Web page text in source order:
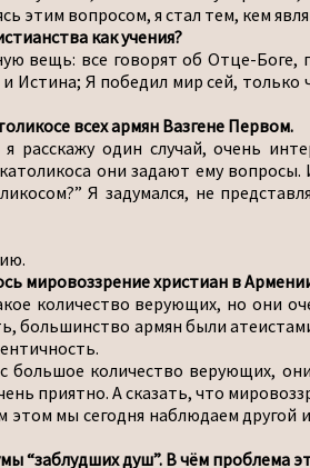
этим вопросом, я стал тем, кем
как учения?
вещь: все говорят об Отце-
Истина; Я победил мир сей,
всех армян Вазгене Первом.
один случай, очень
они задают ему
Я задумался, не
мировоззрение христиан в
количество верующих, но они
армян были
большое количество верующих,
приятно. А сказать, что
мы сегодня наблюдаем
“заблудших душ”. В чём проблема